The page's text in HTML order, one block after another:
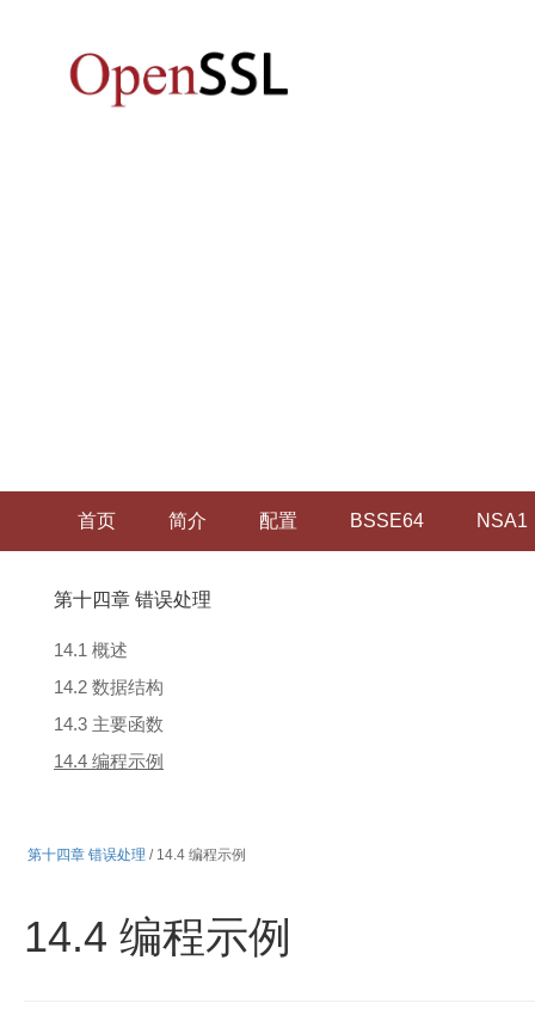
首页 简介 配置 BSSE64 NSA1
第十四章 错误处理
14.1 概述
14.2 数据结构
14.3 主要函数
14.4 编程示例
第十四章 错误处理 / 14.4 编程示例
14.4 编程示例